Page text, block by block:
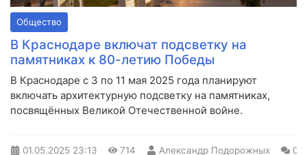
Общество
В Краснодаре включат подсветку на
памятниках к 80-летию Победы
В Краснодаре с 3 по 11 мая 2025 года планируют
включать архитектурную подсветку на памятниках,
посвящённых Великой Отечественной войне.
01.05.2025 23:13 714 Александр Подорожных 0